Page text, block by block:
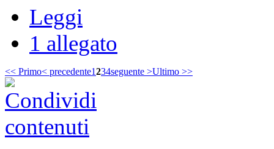
Leggi
1 allegato
<< Primo< precedente1234seguente >Ultimo >>